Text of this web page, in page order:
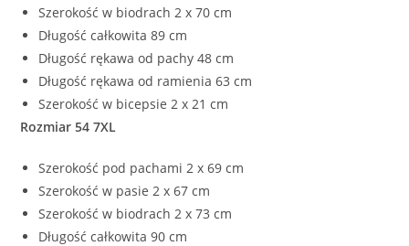
Szerokość w biodrach 2 x 70 cm
Długość całkowita 89 cm
Długość rękawa od pachy 48 cm
Długość rękawa od ramienia 63 cm
Szerokość w bicepsie 2 x 21 cm
Rozmiar 54 7XL
Szerokość pod pachami 2 x 69 cm
Szerokość w pasie 2 x 67 cm
Szerokość w biodrach 2 x 73 cm
Długość całkowita 90 cm